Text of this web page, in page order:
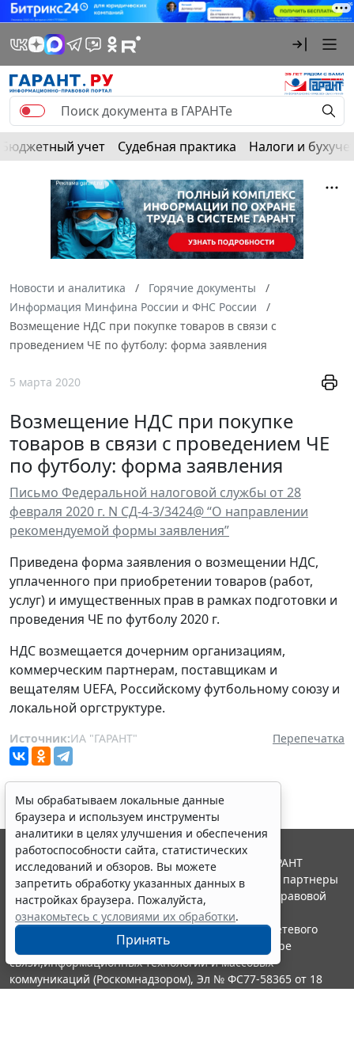
Бюджетный учет Судебная практика Налоги и
Новости и аналитика
Горячие документы
Информация Минфина России и ФНС России
Возмещение НДС при покупке товаров в связи с
проведением ЧЕ по футболу: форма заявления
5 марта 2020
Возмещение НДС при покупке
товаров в связи с проведением ЧЕ
по футболу: форма заявления
Письмо Федеральной налоговой службы от 28
февраля 2020 г. N СД-4-3/3424@ “О направлении
рекомендуемой формы заявления”
Приведена форма заявления о возмещении НДС,
уплаченного при приобретении товаров (работ,
услуг) и имущественных прав в рамках подготовки и
проведения ЧЕ по футболу 2020 г.
НДС возмещается дочерним организациям,
коммерческим партнерам, поставщикам и
вещателям UEFA, Российскому футбольному союзу и
локальной оргструктуре.
Источник:ИА "ГАРАНТ" Перепечатка
Мы обрабатываем локальные данные
браузера и используем инструменты
аналитики в целях улучшения и обеспечения
работоспособности сайта, статистических
исследований и обзоров. Вы можете
запретить обработку указанных данных в
настройках браузера. Пожалуйста,
ознакомьтесь с условиями их обработки.
Принять
© ООО "НПП "ГАРАНТ-СЕРВИС", 2026. Система ГАРАНТ
выпускается с 1990 года. Компания "Гарант" и ее партнеры
являются участниками Российской ассоциации правовой
информации ГАРАНТ.
Портал ГАРАНТ.РУ зарегистрирован в качестве сетевого
издания Федеральной службой по надзору в сфере
связи,информационных технологий и массовых
коммуникаций (Роскомнадзором), Эл № ФС77-58365 от 18